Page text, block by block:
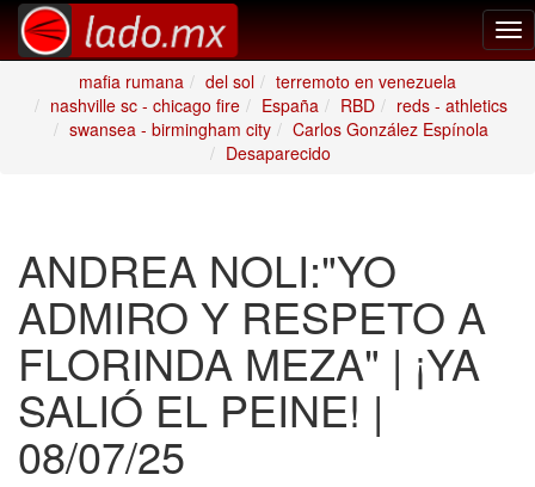
mafia rumana
del sol
terremoto en venezuela
nashville sc - chicago fire
España RBD
reds - athletics
swansea - birmingham city
Carlos González Espínola
Desaparecido
ANDREA NOLI:"YO
ADMIRO Y RESPETO A
FLORINDA MEZA" | ¡YA
SALIÓ EL PEINE! |
08/07/25